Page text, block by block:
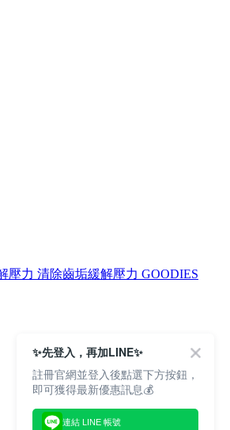
壓力 清除齒垢緩解壓力 GOODIES
✨先登入，再加LINE✨
註冊官網並登入後點選下方按鈕，
即可獲得最新優惠訊息💰
連結 LINE 帳號